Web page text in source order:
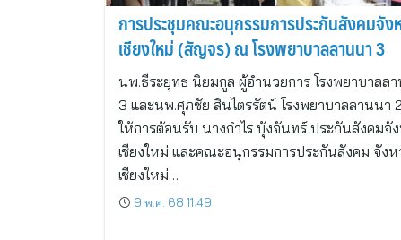
การประชุมคณะอนุกรรมการประกันสังคมจัง
เชียงใหม่ (สัญจร) ณ โรงพยาบาลลานนา 3
นพ.ธีระยุทธ นิยมกูล ผู้อำนวยการ โรงพยาบาลล
3 และนพ.ศุภชัย สินไตรรัตน์ โรงพยาบาลลานนา
ให้การต้อนรับ นางกำไร บุ้งจันทร์ ประกันสังคมจั
เชียงใหม่ และคณะอนุกรรมการประกันสังคม จังห
เชียงใหม่…
9 พ.ค. 68 11:49